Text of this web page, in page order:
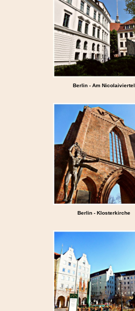
Berlin - Am Nicolaiviertel
Berlin - Klosterkirche